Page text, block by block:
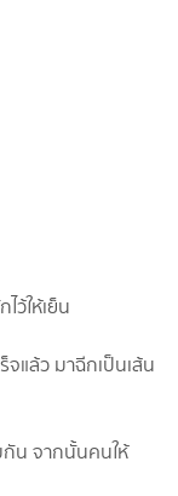
ว้ให้เย็น
จแล้ว มาฉีกเป็นเส้น
กัน จากนั้นคนให้